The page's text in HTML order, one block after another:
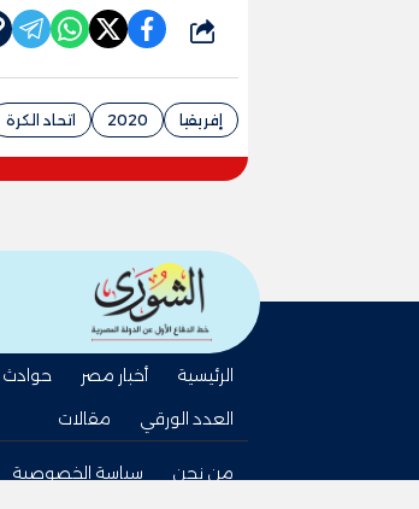
شارك
إفريقيا 2020 اتحاد الكرة
الرئيسية أخبار مصر حوادث
العدد الورقي
مقالات
من نحن سياسة الخصوصية